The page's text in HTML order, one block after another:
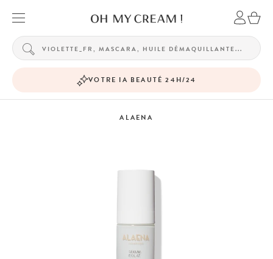
VOTRE IA BEAUTÉ 24H/24
ALAENA